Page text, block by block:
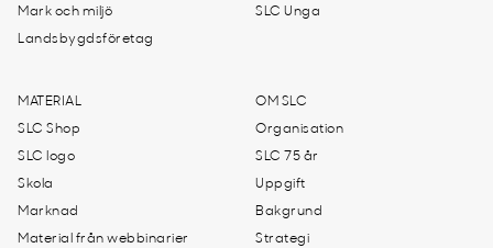
Mark och miljö
Landsbygdsföretag
SLC Unga
MATERIAL
SLC Shop
SLC logo
Skola
Marknad
Material från webbinarier
OM SLC
Organisation
SLC 75 år
Uppgift
Bakgrund
Strategi